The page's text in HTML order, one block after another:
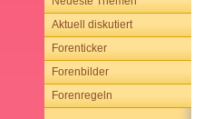
Aktuell diskutiert
Forenticker
Forenbilder
Forenregeln